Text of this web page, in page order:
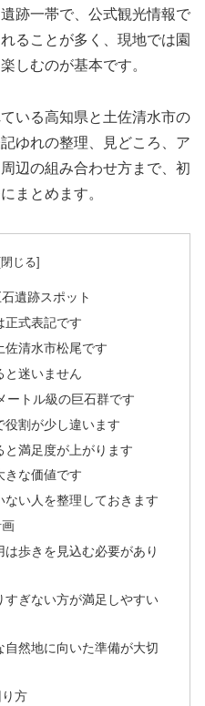
跡一帯で、公式観光情報で
ることが多く、現地では園
しむのが基本です。
いる高知県と土佐清水市の
ゆれの整理、見どころ、ア
辺の組み合わせ方まで、初
まとめます。
遺跡スポット
正式表記です
佐清水市松尾です
と迷いません
ートル級の巨石群です
役割が少し違います
と満足度が上がります
きな価値です
ない人を整理しておきます
歩きを見込む必要があり
ぎない方が満足しやすい
然地に向いた準備が大切
方